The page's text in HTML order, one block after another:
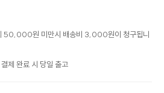
50,000원 미만시 배송비 3,000원이 청구됩니
제 완료 시 당일 출고